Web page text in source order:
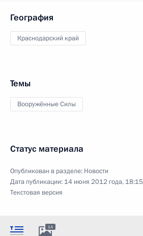
География
Краснодарский край
Темы
Вооружённые Силы
Статус материала
Опубликован в разделе: Новости
Дата публикации: 14 июня 2012 года, 18:15
Текстовая версия
14